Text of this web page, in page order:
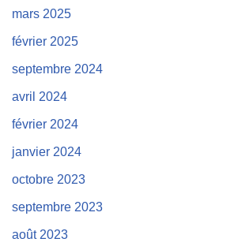
mars 2025
février 2025
septembre 2024
avril 2024
février 2024
janvier 2024
octobre 2023
septembre 2023
août 2023